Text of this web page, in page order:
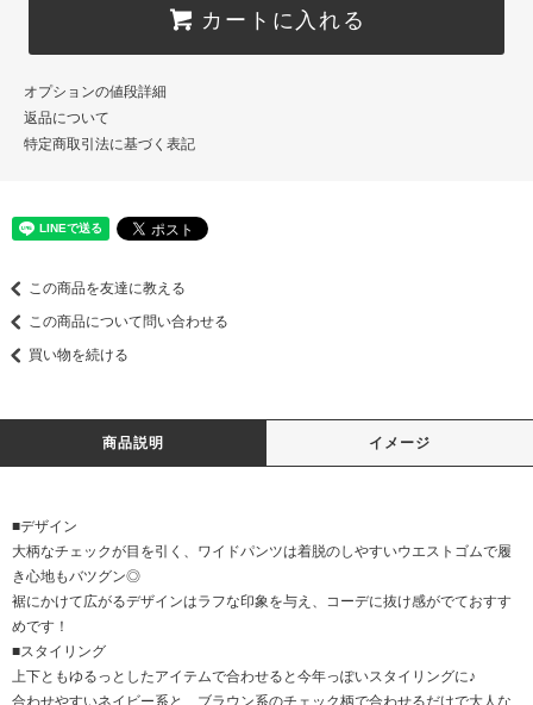
カートに入れる
オプションの値段詳細
返品について
特定商取引法に基づく表記
この商品を友達に教える
この商品について問い合わせる
買い物を続ける
商品説明 イメージ
■デザイン
大柄なチェックが目を引く、ワイドパンツは着脱のしやすいウエストゴムで履
き心地もバツグン◎
裾にかけて広がるデザインはラフな印象を与え、コーデに抜け感がでておすす
めです！
■スタイリング
上下ともゆるっとしたアイテムで合わせると今年っぽいスタイリングに♪
合わせやすいネイビー系と、ブラウン系のチェック柄で合わせるだけで大人な